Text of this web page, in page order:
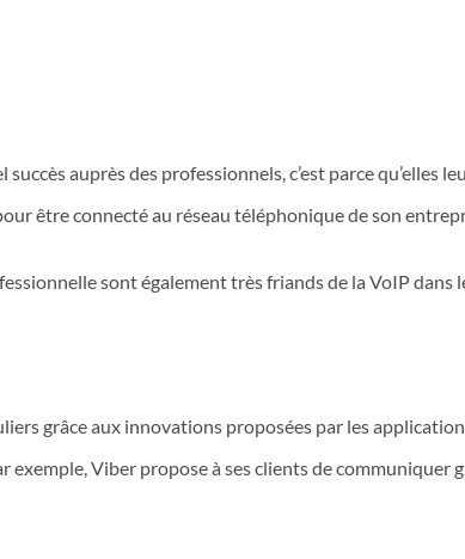
auprès des professionnels, c’est parce qu’elles
être connecté au réseau téléphonique de son
sont également très friands de la VoIP dans
grâce aux innovations proposées par les
Viber propose à ses clients de communiquer